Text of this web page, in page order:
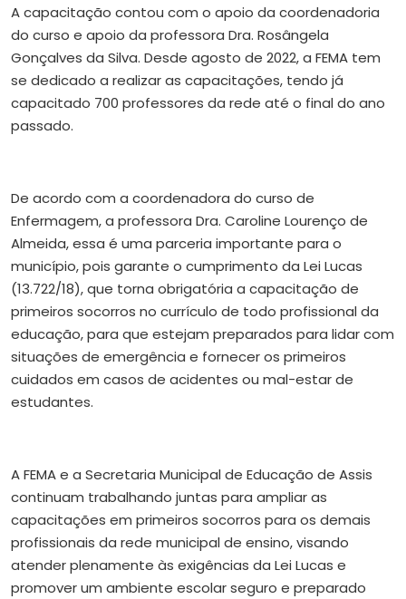
A capacitação contou com o apoio da coordenadoria
do curso e apoio da professora Dra. Rosângela
Gonçalves da Silva. Desde agosto de 2022, a FEMA tem
se dedicado a realizar as capacitações, tendo já
capacitado 700 professores da rede até o final do ano
passado.
De acordo com a coordenadora do curso de
Enfermagem, a professora Dra. Caroline Lourenço de
Almeida, essa é uma parceria importante para o
município, pois garante o cumprimento da Lei Lucas
(13.722/18), que torna obrigatória a capacitação de
primeiros socorros no currículo de todo profissional da
educação, para que estejam preparados para lidar com
situações de emergência e fornecer os primeiros
cuidados em casos de acidentes ou mal-estar de
estudantes.
A FEMA e a Secretaria Municipal de Educação de Assis
continuam trabalhando juntas para ampliar as
capacitações em primeiros socorros para os demais
profissionais da rede municipal de ensino, visando
atender plenamente às exigências da Lei Lucas e
promover um ambiente escolar seguro e preparado